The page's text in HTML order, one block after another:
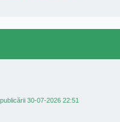
30-07-2026 22:51